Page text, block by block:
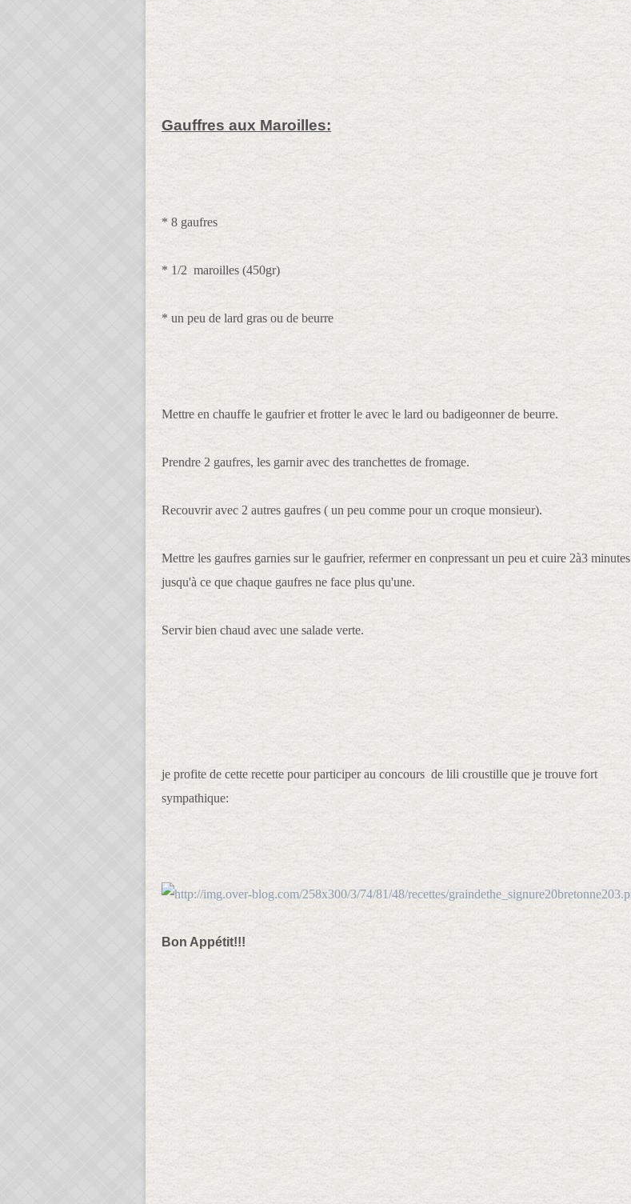
Gauffres aux Maroilles:
* 8 gaufres
* 1/2 maroilles (450gr)
* un peu de lard gras ou de beurre
Mettre en chauffe le gaufrier et frotter le avec le lard ou badigeonner de beurre.
Prendre 2 gaufres, les garnir avec des tranchettes de fromage.
Recouvrir avec 2 autres gaufres ( un peu comme pour un croque monsieur).
Mettre les gaufres garnies sur le gaufrier, refermer en conpressant un peu et cuire 2à3 minutes
jusqu'à ce que chaque gaufres ne face plus qu'une.
Servir bien chaud avec une salade verte.
je profite de cette recette pour participer au concours de lili croustille que je trouve fort
sympathique:
Bon Appétit!!!